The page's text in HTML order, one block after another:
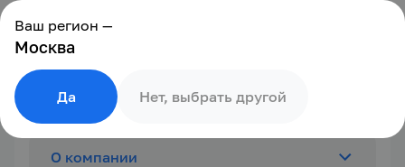
О компании
Ваш регион —
Москва
Нет, выбрать другой
Да